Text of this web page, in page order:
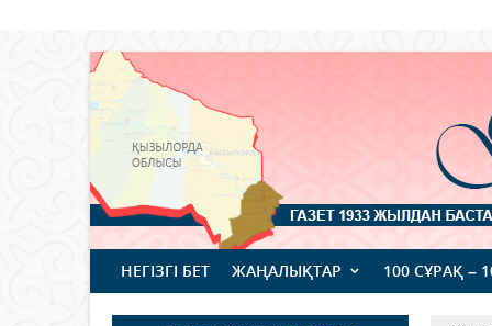
НЕГІЗГІ БЕТ ЖАҢАЛЫҚТАР 100 СҰРАҚ –